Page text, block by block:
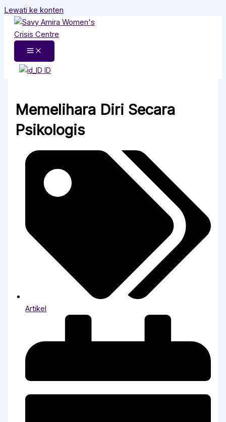
Lewati ke konten
ID
Memelihara Diri Secara
Psikologis
Artikel